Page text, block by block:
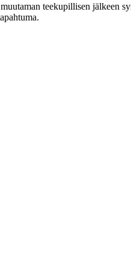
teekupillisen